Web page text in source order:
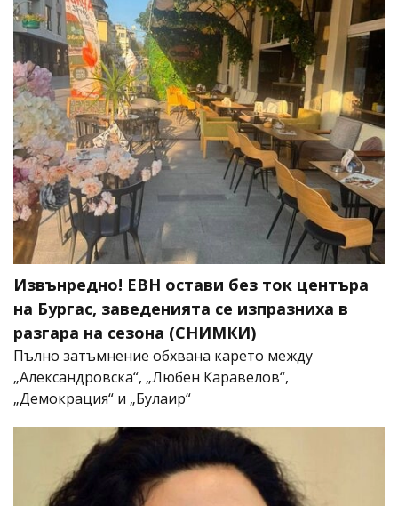
Извънредно! ЕВН остави без ток центъра
на Бургас, заведенията се изпразниха в
разгара на сезона (СНИМКИ)
Пълно затъмнение обхвана карето между
„Александровска“, „Любен Каравелов“,
„Демокрация“ и „Булаир“